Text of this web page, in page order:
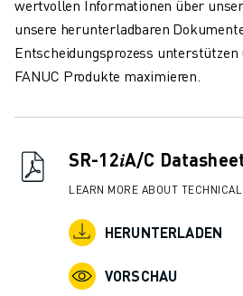
ÜBER FANUC
FANUC IN EUROPA
UNSERE STANDORTE
NACHHALTIGKEIT
JETZT BEWERBEN » KARRIEREPORTAL
KONTAKT
STANDORTE
IMPRESSUM
wertvollen Informationen über
unsere herunterladbaren
Entscheidungsprozess
FANUC Produkte maximieren.
SR-12𝑖A/C
LEARN MORE ABOUT
HERUNTERLADEN
VORSCHAU